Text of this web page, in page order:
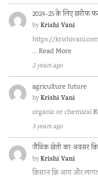
2024-25 के लिए खरीफ
byKrishi Vani
https://
… Read More
2 years ago
agriculture future
byKrishi Vani
organic or chemical
3 years ago
जैविक खेती का अवसर
byKrishi Vani
किसान कि आय और लागत